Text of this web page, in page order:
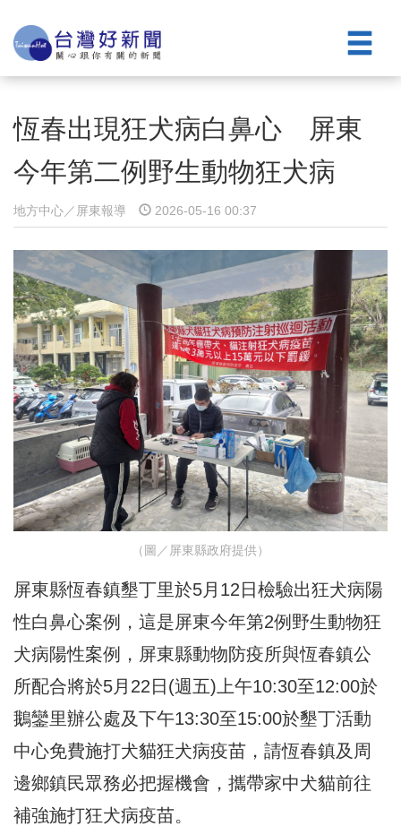
恆春出現狂犬病白鼻心 屏東
今年第二例野生動物狂犬病
地方中心／屏東報導 2026-05-16 00:37
（圖／屏東縣政府提供）
屏東縣恆春鎮墾丁里於5月12日檢驗出狂犬病陽
性白鼻心案例，這是屏東今年第2例野生動物狂
犬病陽性案例，屏東縣動物防疫所與恆春鎮公
所配合將於5月22日(週五)上午10:30至12:00於
鵝鑾里辦公處及下午13:30至15:00於墾丁活動
中心免費施打犬貓狂犬病疫苗，請恆春鎮及周
邊鄉鎮民眾務必把握機會，攜帶家中犬貓前往
補強施打狂犬病疫苗。